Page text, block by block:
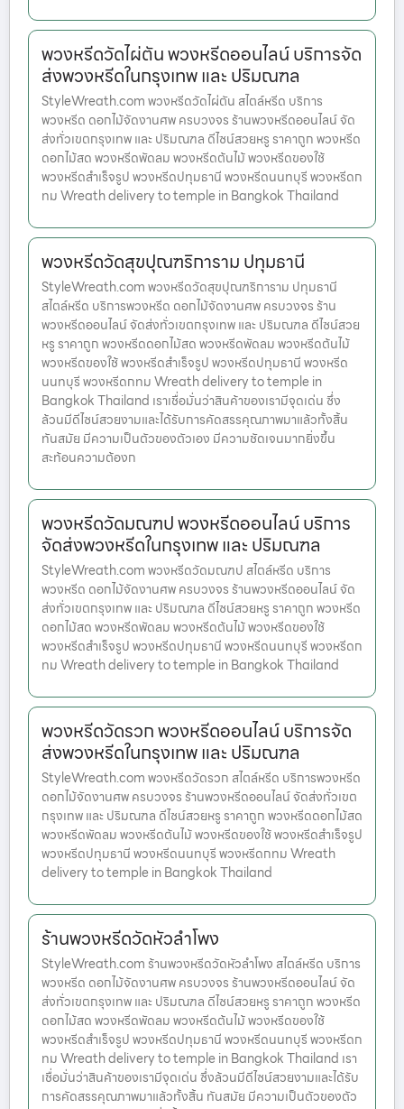
พวงหรีดวัดไผ่ตัน พวงหรีดออนไลน์ บริการจัด
ส่งพวงหรีดในกรุงเทพ และ ปริมณฑล
StyleWreath.com พวงหรีดวัดไผ่ตัน สไตล์หรีด บริการ
พวงหรีด ดอกไม้จัดงานศพ ครบวงจร ร้านพวงหรีดออนไลน์ จัด
ส่งทั่วเขตกรุงเทพ และ ปริมณฑล ดีไซน์สวยหรู ราคาถูก พวงหรีด
ดอกไม้สด พวงหรีดพัดลม พวงหรีดต้นไม้ พวงหรีดของใช้
พวงหรีดสำเร็จรูป พวงหรีดปทุมธานี พวงหรีดนนทบุรี พวงหรีดก
ทม Wreath delivery to temple in Bangkok Thailand
พวงหรีดวัดสุขปุณฑริการาม ปทุมธานี
StyleWreath.com พวงหรีดวัดสุขปุณฑริการาม ปทุมธานี
สไตล์หรีด บริการพวงหรีด ดอกไม้จัดงานศพ ครบวงจร ร้าน
พวงหรีดออนไลน์ จัดส่งทั่วเขตกรุงเทพ และ ปริมณฑล ดีไซน์สวย
หรู ราคาถูก พวงหรีดดอกไม้สด พวงหรีดพัดลม พวงหรีดต้นไม้
พวงหรีดของใช้ พวงหรีดสำเร็จรูป พวงหรีดปทุมธานี พวงหรีด
นนทบุรี พวงหรีดกทม Wreath delivery to temple in
Bangkok Thailand เราเชื่อมั่นว่าสินค้าของเรามีจุดเด่น ซึ่ง
ล้วนมีดีไซน์สวยงามและได้รับการคัดสรรคุณภาพมาแล้วทั้งสิ้น
ทันสมัย มีความเป็นตัวของตัวเอง มีความชัดเจนมากยิ่งขึ้น
สะท้อนความต้องก
พวงหรีดวัดมณฑป พวงหรีดออนไลน์ บริการ
จัดส่งพวงหรีดในกรุงเทพ และ ปริมณฑล
StyleWreath.com พวงหรีดวัดมณฑป สไตล์หรีด บริการ
พวงหรีด ดอกไม้จัดงานศพ ครบวงจร ร้านพวงหรีดออนไลน์ จัด
ส่งทั่วเขตกรุงเทพ และ ปริมณฑล ดีไซน์สวยหรู ราคาถูก พวงหรีด
ดอกไม้สด พวงหรีดพัดลม พวงหรีดต้นไม้ พวงหรีดของใช้
พวงหรีดสำเร็จรูป พวงหรีดปทุมธานี พวงหรีดนนทบุรี พวงหรีดก
ทม Wreath delivery to temple in Bangkok Thailand
พวงหรีดวัดรวก พวงหรีดออนไลน์ บริการจัด
ส่งพวงหรีดในกรุงเทพ และ ปริมณฑล
StyleWreath.com พวงหรีดวัดรวก สไตล์หรีด บริการพวงหรีด
ดอกไม้จัดงานศพ ครบวงจร ร้านพวงหรีดออนไลน์ จัดส่งทั่วเขต
กรุงเทพ และ ปริมณฑล ดีไซน์สวยหรู ราคาถูก พวงหรีดดอกไม้สด
พวงหรีดพัดลม พวงหรีดต้นไม้ พวงหรีดของใช้ พวงหรีดสำเร็จรูป
พวงหรีดปทุมธานี พวงหรีดนนทบุรี พวงหรีดกทม Wreath
delivery to temple in Bangkok Thailand
ร้านพวงหรีดวัดหัวลำโพง
StyleWreath.com ร้านพวงหรีดวัดหัวลำโพง สไตล์หรีด บริการ
พวงหรีด ดอกไม้จัดงานศพ ครบวงจร ร้านพวงหรีดออนไลน์ จัด
ส่งทั่วเขตกรุงเทพ และ ปริมณฑล ดีไซน์สวยหรู ราคาถูก พวงหรีด
ดอกไม้สด พวงหรีดพัดลม พวงหรีดต้นไม้ พวงหรีดของใช้
พวงหรีดสำเร็จรูป พวงหรีดปทุมธานี พวงหรีดนนทบุรี พวงหรีดก
ทม Wreath delivery to temple in Bangkok Thailand เรา
เชื่อมั่นว่าสินค้าของเรามีจุดเด่น ซึ่งล้วนมีดีไซน์สวยงามและได้รับ
การคัดสรรคุณภาพมาแล้วทั้งสิ้น ทันสมัย มีความเป็นตัวของตัว